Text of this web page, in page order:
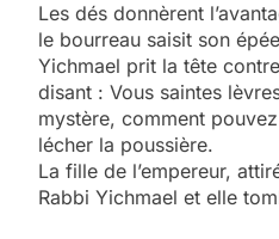
Les dés donnèrent
le bourreau saisit son
Yichmael prit la tête
disant : Vous saintes
mystère, comment
lécher la poussière.
La fille de l’empereur,
Rabbi Yichmael et elle